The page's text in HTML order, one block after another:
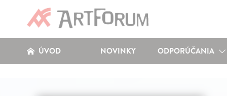
ÚVOD NOVINKY ODPORÚČANIA